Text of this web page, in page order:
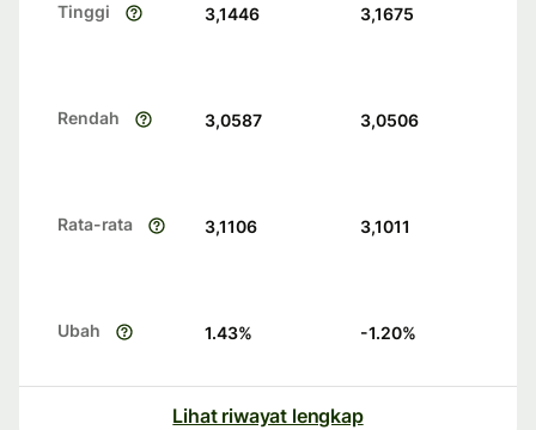
Tinggi 3,1446 3,1675
Rendah 3,0587 3,0506
Rata-rata 3,1106 3,1011
Ubah 1.43% -1.20%
Lihat riwayat lengkap